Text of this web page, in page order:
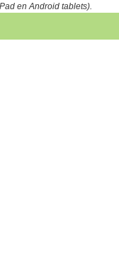
en Android tablets).